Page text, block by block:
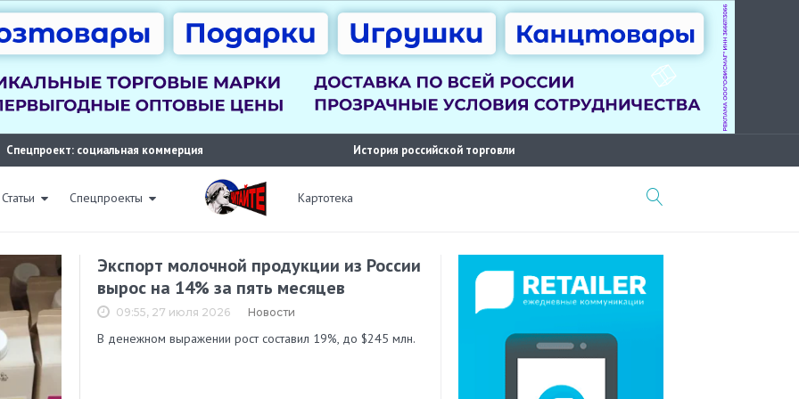
Спецпроект: социальная коммерция История российской торговли
Статьи Спецпроекты Картотека
Экспорт молочной продукции из России
вырос на 14% за пять месяцев
09:55, 27 июля 2026 Новости
В денежном выражении рост составил 19%, до $245 млн.